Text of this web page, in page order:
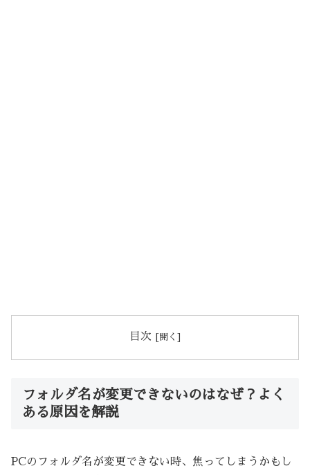
目次
フォルダ名が変更できないのはなぜ？よく
ある原因を解説
PCのフォルダ名が変更できない時、焦ってしまうかもし